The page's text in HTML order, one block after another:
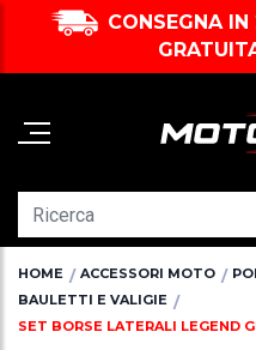
CONSEGNA
HOME ACCESSORI MOTO
BAULETTI E VALIGIE
SET BORSE LATERALI LEGEND